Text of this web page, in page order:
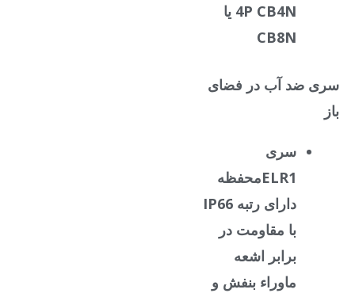
4P CB4N یا
CB8N
سری ضد آب در فضای
باز
سری
ELR1محفظه
دارای رتبه IP66
با مقاومت در
برابر اشعه
ماوراء بنفش و